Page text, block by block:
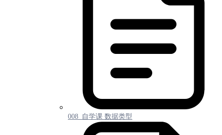
008_自学课 数据类型